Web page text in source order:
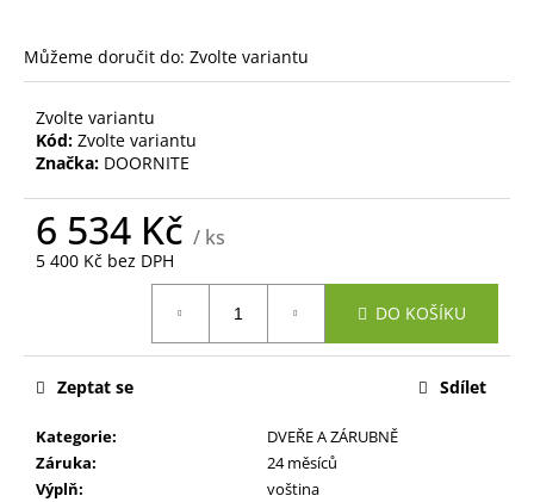
Můžeme doručit do: Zvolte variantu
Zvolte variantu
Kód: Zvolte variantu
Značka: DOORNITE
6 534 Kč / ks
5 400 Kč bez DPH
DO KOŠÍKU
Kategorie:
DVEŘE A ZÁRUBNĚ
Záruka:
24 měsíců
Výplň:
voština
Zeptat se Sdílet
m
e